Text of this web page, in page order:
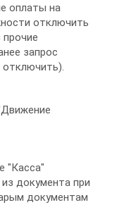
оплаты на
отключить
запрос
"Касса"
документа при
документам